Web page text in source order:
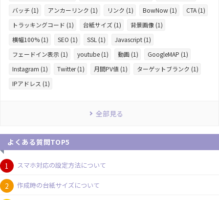
バッチ (1)
アンカーリンク (1) リンク (1) BowNow (1)
CTA (1)
トラッキングコード (1)
台紙サイズ (1)
背景画像 (1)
横幅100% (1)
SEO (1) SSL (1)
Javascript (1)
フェードイン表示 (1)
youtube (1) 動画 (1)
GoogleMAP (1)
Instagram (1)
Twitter (1) 月間PV値 (1)
ターゲットブランク (1)
IPアドレス (1)
全部見る
よくある質問TOP5
スマホ対応の設定方法について
作成時の台紙サイズについて